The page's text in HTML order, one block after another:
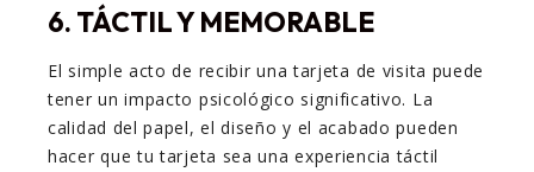
6. TÁCTIL Y MEMORABLE
El simple acto de recibir una tarjeta de visita puede
tener un impacto psicológico significativo. La
calidad del papel, el diseño y el acabado pueden
hacer que tu tarjeta sea una experiencia táctil